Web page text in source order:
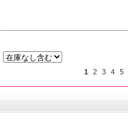
1 2 3 4 5